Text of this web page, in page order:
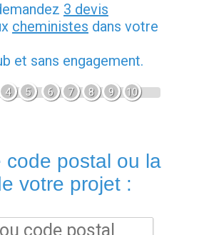
3 devis
cheministes dans votre
et sans engagement.
4 5 6 7 8 9 10
code postal ou la
votre projet :